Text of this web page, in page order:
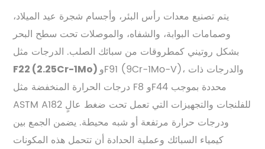
يتم تصنيع معدات رأس البئر، وأجسام شجرة عيد الميلاد،
وصمامات البوابة، والشفاه، والموصلات تحت سطح البحر
بشكل روتيني كمطروقات من سبائك الصلب. الدرجات مثل
F22 (2.25Cr-1Mo) وF91 (9Cr-1Mo-V)، والدرجات ذات
درجات الحرارة المنخفضة مثل F8 وF44 محددة بموجب
ASTM A182 للفلنجات والتجهيزات التي تعمل تحت ضغط عالٍ
ودرجات حرارة مرتفعة أو شبه محيطة. يضمن الجمع بين
كيمياء السبائك وعملية الحدادة أن تتحمل هذه المكونات